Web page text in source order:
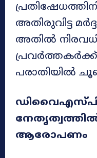
അതിരുവിട്ട
അതിൽ
പ്രവർത്തകർക്ക്
പരാതിയിൽ
ആരോപണം